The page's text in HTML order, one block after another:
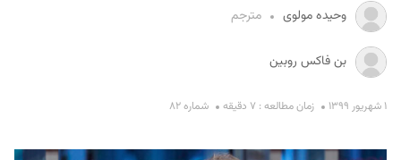
وحیده مولوی مترجم
بن فاکس روبین
۱ شهریور ۱۳۹۹ زمان مطالعه : ۷ دقیقه شماره ۸۲